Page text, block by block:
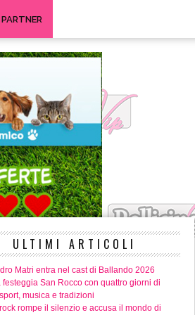
PARTNER
ULTIMI ARTICOLI
Matri entra nel cast di Ballando 2026
festeggia San Rocco con quattro giorni di
musica e tradizioni
rompe il silenzio e accusa il mondo di